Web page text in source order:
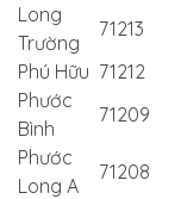
Long
Trường
71213
Phú Hữu 71212
Phước
Bình
71209
Phước
Long A
71208